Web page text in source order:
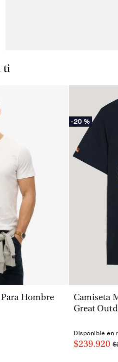
ti
Hombre
-20 %
Camiseta
Great
Disponible en
$239.920